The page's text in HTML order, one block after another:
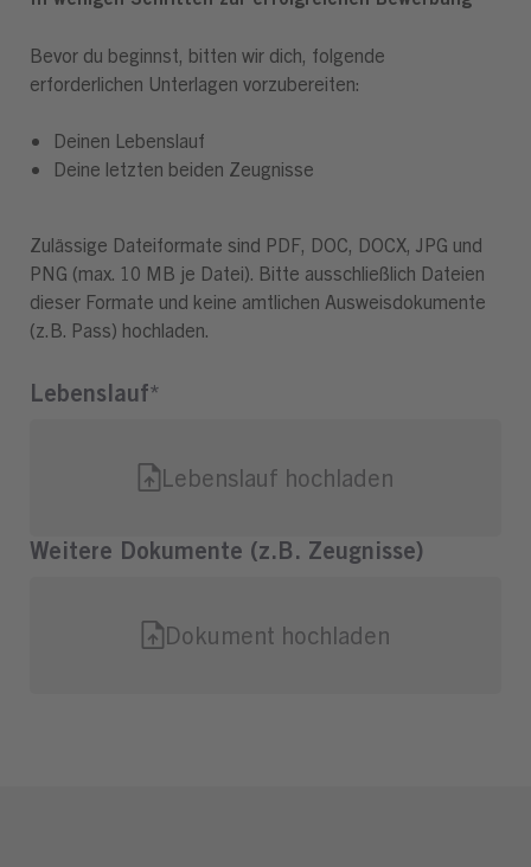
Bevor du beginnst, bitten wir dich, folgende
erforderlichen Unterlagen vorzubereiten:
Deinen Lebenslauf
Deine letzten beiden Zeugnisse
Zulässige Dateiformate sind PDF, DOC, DOCX, JPG und
PNG (max. 10 MB je Datei). Bitte ausschließlich Dateien
dieser Formate und keine amtlichen Ausweisdokumente
(z.B. Pass) hochladen.